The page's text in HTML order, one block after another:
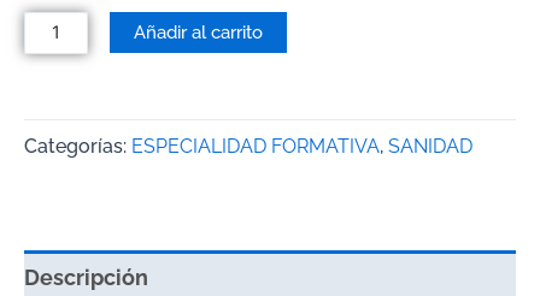
Añadir al carrito
Categorías: ESPECIALIDAD FORMATIVA, SANIDAD
Descripción